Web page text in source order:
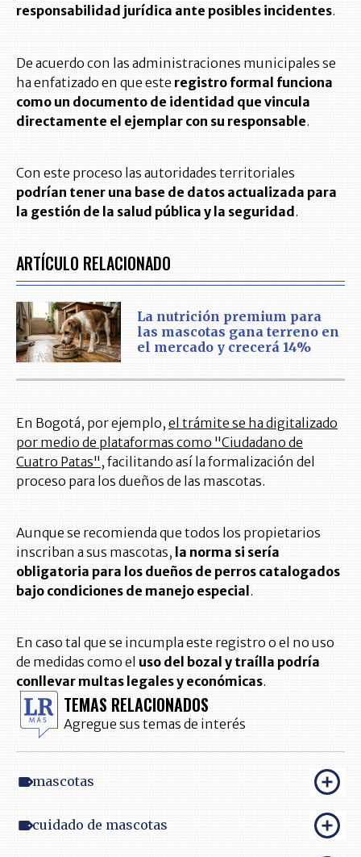
responsabilidad jurídica ante posibles incidentes.
De acuerdo con las administraciones municipales se
ha enfatizado en que este registro formal funciona
como un documento de identidad que vincula
directamente el ejemplar con su responsable.
Con este proceso las autoridades territoriales
podrían tener una base de datos actualizada para
la gestión de la salud pública y la seguridad .
ARTÍCULO RELACIONADO
La nutrición premium para
las mascotas gana terreno en
el mercado y crecerá 14%
En Bogotá, por ejemplo, el trámite se ha digitalizado
por medio de plataformas como "Ciudadano de
Cuatro Patas", facilitando así la formalización del
proceso para los dueños de las mascotas.
Aunque se recomienda que todos los propietarios
inscriban a sus mascotas, la norma si sería
obligatoria para los dueños de perros catalogados
bajo condiciones de manejo especial.
En caso tal que se incumpla este registro o el no uso
de medidas como el uso del bozal y traílla podría
conllevar multas legales y económicas.
TEMAS RELACIONADOS
Agregue sus temas de interés
mascotas
cuidado de mascotas